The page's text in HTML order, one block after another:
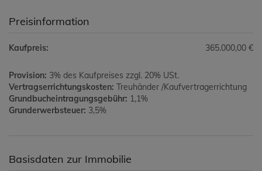
Preisinformation
Kaufpreis: 365.000,00 €
Provision: 3% des Kaufpreises zzgl. 20% USt.
Vertragserrichtungskosten: Treuhänder /Kaufvertragerrichtung
Grundbucheintragungsgebühr: 1,1%
Grunderwerbsteuer: 3,5%
Basisdaten zur Immobilie